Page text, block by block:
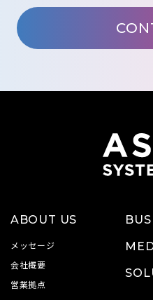
ABOUT US
メッセージ
会社概要
営業拠点